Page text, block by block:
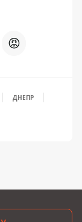
😡
ДНЕПР